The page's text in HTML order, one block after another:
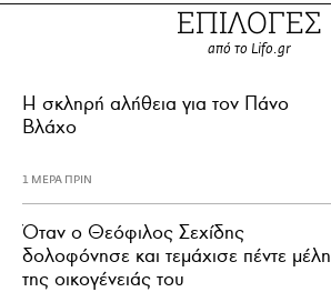
ΕΠΙΛΟΓΕΣ
από το Lifo.gr
H σκληρή αλήθεια για τον Πάνο
Βλάχο
1 ΜΕΡΑ ΠΡΙΝ
Όταν ο Θεόφιλος Σεχίδης
δολοφόνησε και τεμάχισε πέντε μέλη
της οικογένειάς του